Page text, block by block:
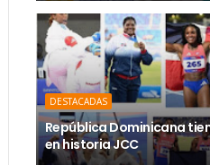
DESTACADAS
República Dominicana
en historia JCC